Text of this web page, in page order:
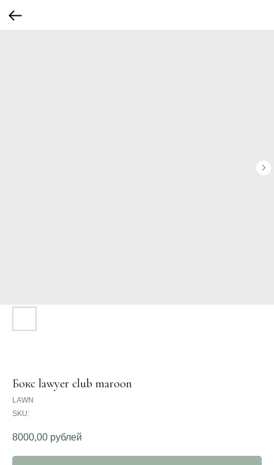
Бокс lawyer club maroon
LAWN
SKU:
8000,00 рублей